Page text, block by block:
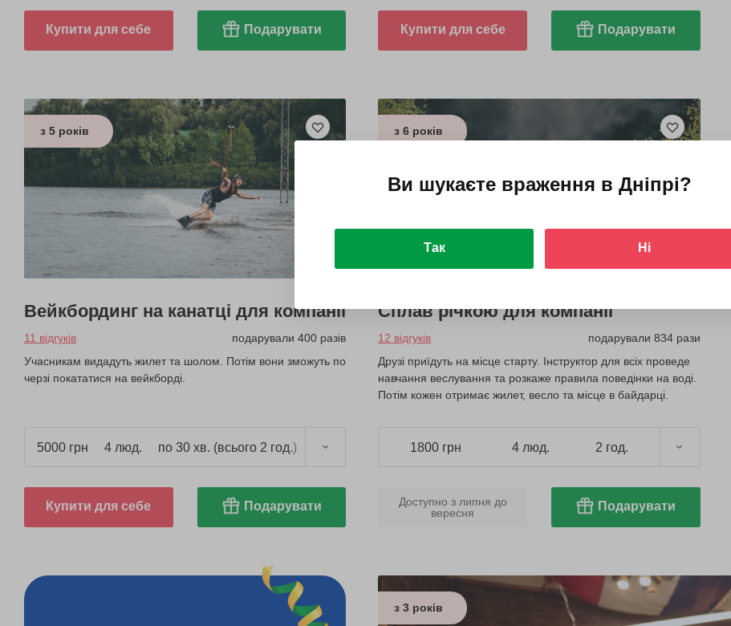
Купити для себе Подарувати Купити для себе Подарувати
з 5 років
Вейкбординг на канатці для компанії
11 відгуків
подарували 400 разів
Учасникам видадуть жилет та шолом. Потім вони зможуть по
черзі покататися на вейкборді.
5000 грн 4 люд. по 30 хв. (всього 2 год.)
Купити для себе Подарувати
з 6 років
Сплав річкою для компанії
12 відгуків
подарували 834 рази
Друзі приїдуть на місце старту. Інструктор для всіх проведе
навчання веслування та розкаже правила поведінки на воді.
Потім кожен отримає жилет, весло та місце в байдарці.
1800 грн 4 люд. 2 год.
Доступно з липня до
вересня
Подарувати
з 3 років
Ви шукаєте враження в Дніпрі?
Так Ні